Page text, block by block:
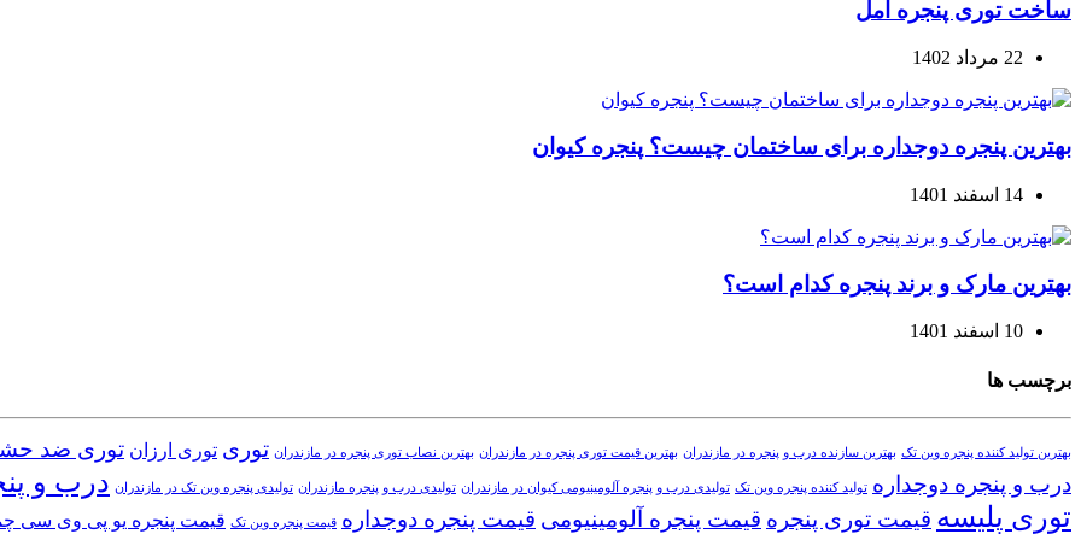
ساخت توری پنجره آمل
22 مرداد 1402
بهترین پنجره دوجداره برای ساختمان چیست؟ پنجره کیوان
14 اسفند 1401
بهترین مارک و برند پنجره کدام است؟
10 اسفند 1401
برچسب ها
بهترین تولید کننده پنجره وین تک بهترین سازنده درب و پنجره در مازندران بهترین قیمت توری پنجره در مازندران بهترین نصاب توری پنجره در مازندران توری توری ارزان توری ضد
درب و پنجره دوجداره تولید کننده پنجره وین تک تولیدی درب و پنجره آلومینیومی کیوان در مازندران تولیدی درب و پنجره مازندران تولیدی پنجره وین تک در مازندران درب و
توری پلیسه قیمت توری پنجره قیمت پنجره آلومینیومی قیمت پنجره دوجداره قیمت پنجره وین تک قیمت پنجره یو پی وی سی